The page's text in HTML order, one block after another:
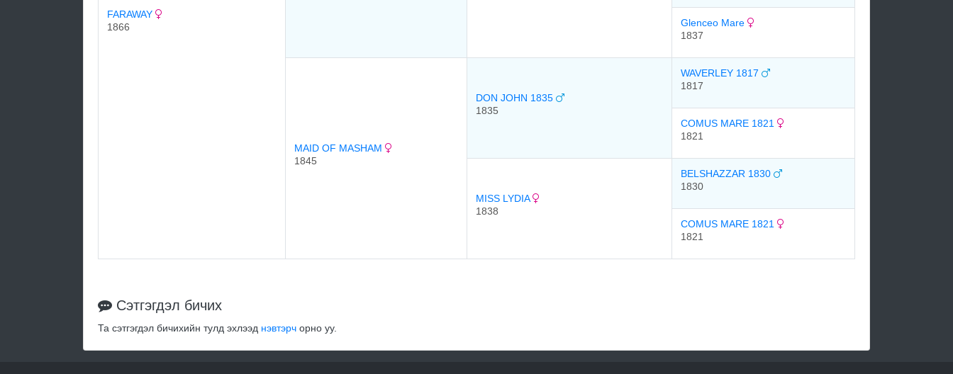
FARAWAY
1866
Glenceo Mare
1837
MAID OF MASHAM
1845
DON JOHN 1835
1835
WAVERLEY 1817
1817
COMUS MARE 1821
1821
MISS LYDIA
1838
BELSHAZZAR 1830
1830
COMUS MARE 1821
1821
Сэтгэгдэл бичих
Та сэтгэгдэл бичихийн тулд эхлээд нэвтэрч орно уу.